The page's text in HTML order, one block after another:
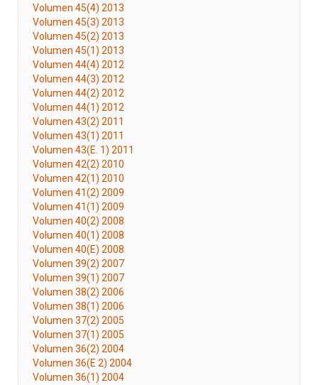
Volumen 45(4) 2013
Volumen 45(3) 2013
Volumen 45(2) 2013
Volumen 45(1) 2013
Volumen 44(4) 2012
Volumen 44(3) 2012
Volumen 44(2) 2012
Volumen 44(1) 2012
Volumen 43(2) 2011
Volumen 43(1) 2011
Volumen 43(E. 1) 2011
Volumen 42(2) 2010
Volumen 42(1) 2010
Volumen 41(2) 2009
Volumen 41(1) 2009
Volumen 40(2) 2008
Volumen 40(1) 2008
Volumen 40(E) 2008
Volumen 39(2) 2007
Volumen 39(1) 2007
Volumen 38(2) 2006
Volumen 38(1) 2006
Volumen 37(2) 2005
Volumen 37(1) 2005
Volumen 36(2) 2004
Volumen 36(E 2) 2004
Volumen 36(1) 2004